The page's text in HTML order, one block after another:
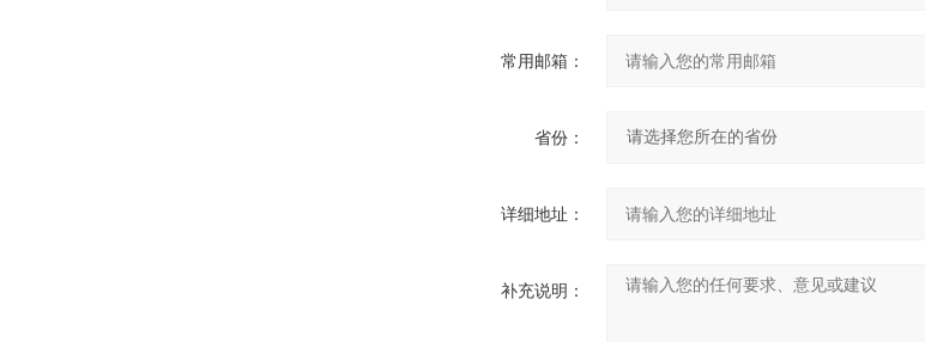
常用邮箱：
省份：
详细地址：
补充说明：